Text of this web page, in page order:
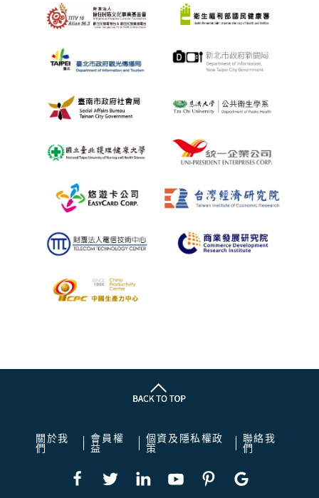
關於我
們
會員權
益
個資及隱私權政
策
聯絡我
們